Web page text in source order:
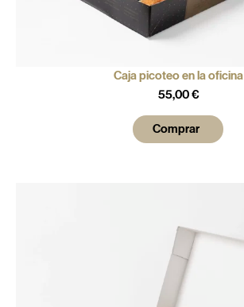
Caja picoteo en la oficina
55,00€
Comprar